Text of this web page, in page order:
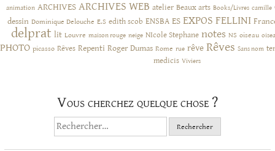
animation ARCHIVES ARCHIVES WEB atelier Beaux arts Books/Livres camille
dessin Dominique Delouche E.S edith scob ENSBA ES EXPOS FELLINI
delprat lit Louvre maison rouge neige NIcole Stephane notes NS oiseau
PHOTO picasso Rêves Repenti Roger Dumas Rome rue rêve Rêves Sans nom
medicis Viviers
Vous cherchez quelque chose ?
Rechercher :